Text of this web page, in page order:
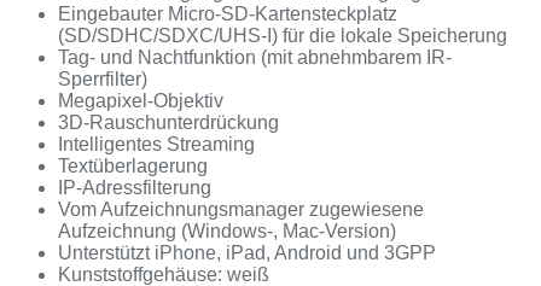
Eingebauter Micro-SD-Kartensteckplatz
(SD/SDHC/SDXC/UHS-I) für die lokale Speicherung
Tag- und Nachtfunktion (mit abnehmbarem IR-
Sperrfilter)
Megapixel-Objektiv
3D-Rauschunterdrückung
Intelligentes Streaming
Textüberlagerung
IP-Adressfilterung
Vom Aufzeichnungsmanager zugewiesene
Aufzeichnung (Windows-, Mac-Version)
Unterstützt iPhone, iPad, Android und 3GPP
Kunststoffgehäuse: weiß